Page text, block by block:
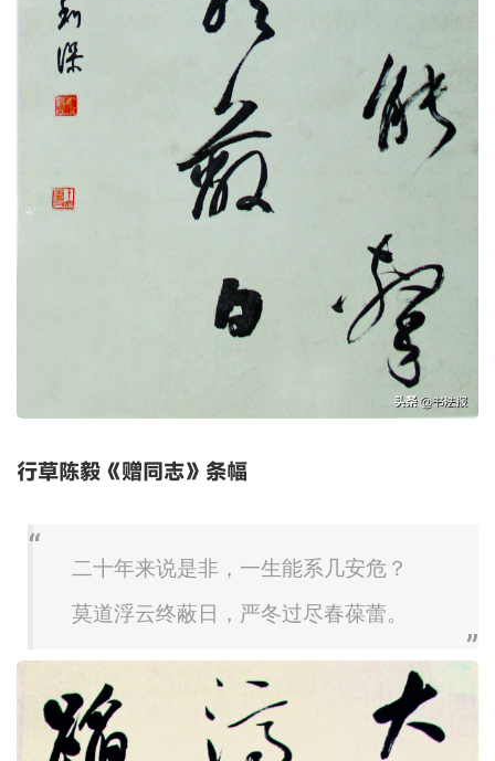
行草陈毅《赠同志》条幅
二十年来说是非，一生能系几安危？
莫道浮云终蔽日，严冬过尽春葆蕾。